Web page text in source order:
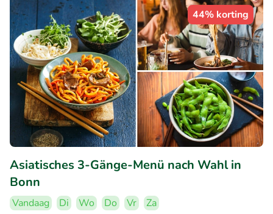
44% korting
Asiatisches 3-Gänge-Menü nach Wahl in
Bonn
Vandaag Di Wo Do Vr
Za